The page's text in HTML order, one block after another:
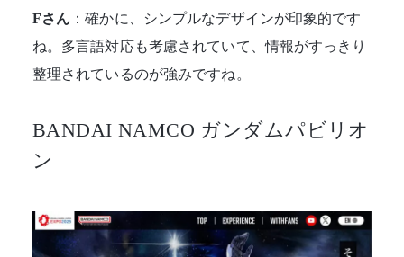
Fさん ：確かに、シンプルなデザインが印象的です
ね。多言語対応も考慮されていて、情報がすっきり
整理されているのが強みですね。
BANDAI NAMCO ガンダムパビリオ
ン